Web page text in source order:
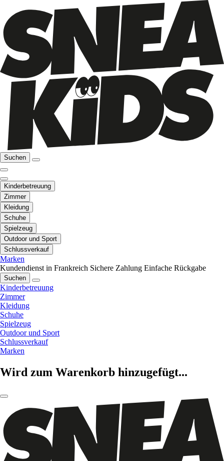
Suchen
Kinderbetreuung
Zimmer
Kleidung
Schuhe
Spielzeug
Outdoor und Sport
Schlussverkauf
Marken
Kundendienst in Frankreich Sichere Zahlung Einfache Rückgabe
Suchen
Kinderbetreuung
Zimmer
Kleidung
Schuhe
Spielzeug
Outdoor und Sport
Schlussverkauf
Marken
Wird zum Warenkorb hinzugefügt...